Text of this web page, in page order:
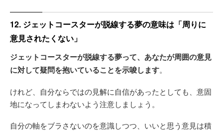
12. ジェットコースターが脱線する夢の意味は「周りに
意見されたくない」
ジェットコースターが脱線する夢って、あなたが周囲の意見
に対して疑問を抱いていることを示唆します。
けれど、自分ならではの見解に自信があったとしても、意固
地になってしまわないよう注意しましょう。
自分の軸をブラさないのを意識しつつ、いいと思う意見は積